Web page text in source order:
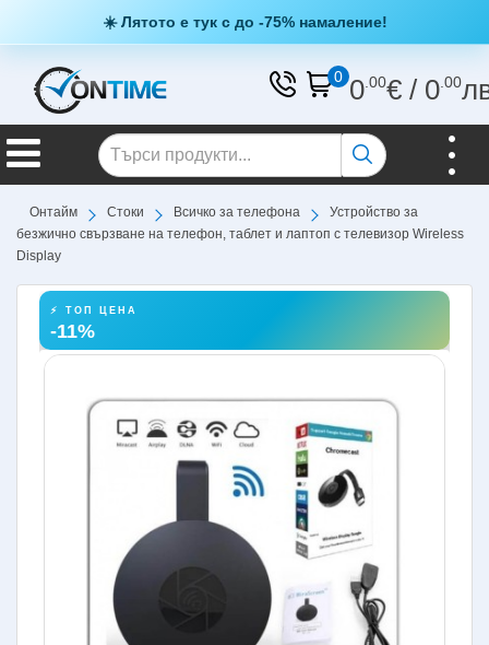
☀️ Лятото е тук с до -75% намаление!
0 0.00€/ 0.00
Онтайм Стоки Всичко за телефона
Устройство за
безжично свързване на телефон, таблет и лаптоп с телевизор Wireless
Display
⚡ ТОП ЦЕНА
-11%